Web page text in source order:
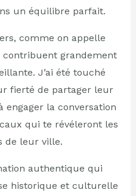
un équilibre parfait.
comme on appelle
contribuent grandement
J’ai été touché
fierté de partager leur
engager la conversation
qui te révéleront les
de leur ville.
authentique qui
historique et culturelle